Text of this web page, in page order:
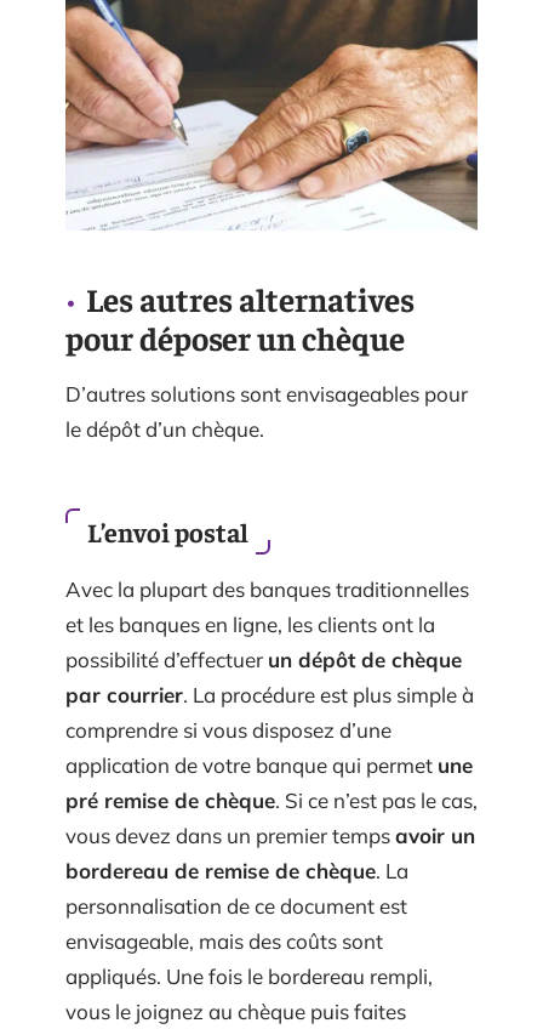
Les autres alternatives
pour déposer un chèque
D’autres solutions sont envisageables pour
le dépôt d’un chèque.
L’envoi postal
Avec la plupart des banques traditionnelles
et les banques en ligne, les clients ont la
possibilité d’effectuer un dépôt de chèque
par courrier. La procédure est plus simple à
comprendre si vous disposez d’une
application de votre banque qui permet une
pré remise de chèque. Si ce n’est pas le cas,
vous devez dans un premier tempsavoir un
bordereau de remise de chèque. La
personnalisation de ce document est
envisageable, mais des coûts sont
appliqués. Une fois le bordereau rempli,
vous le joignez au chèque puis faites